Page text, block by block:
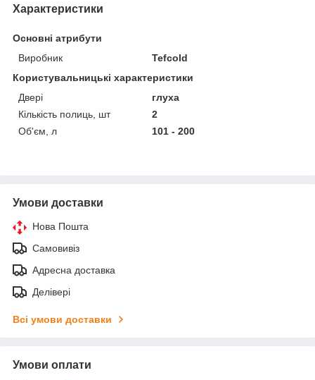
Характеристики
Основні атрибути
Виробник
Tefcold
Користувальницькі характеристики
Двері
глуха
Кількість полиць, шт
2
Об'єм, л
101 - 200
Умови доставки
Нова Пошта
Самовивіз
Адресна доставка
Делівері
Всі умови доставки
Умови оплати